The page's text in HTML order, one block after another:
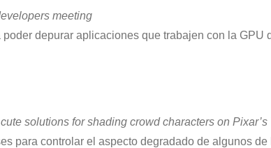
meeting
depurar aplicaciones que trabajen con la GPU
solutions for shading crowd characters on Pixar’s
para controlar el aspecto degradado de algunos